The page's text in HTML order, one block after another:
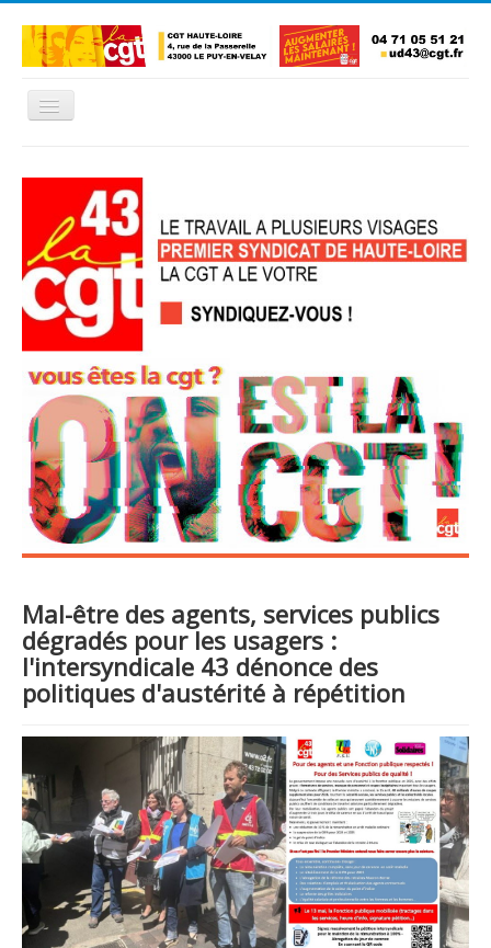
Basculer
L'Union Départementale
Les Unions Locales
Les syndicats locaux
Défendre vos droits
Se syndiquer
La confédératon nationale CGT
NOUS CONTACTER
Mal-être des agents, services publics
dégradés pour les usagers :
l'intersyndicale 43 dénonce des
politiques d'austérité à répétition